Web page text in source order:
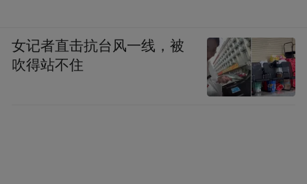
女记者直击抗台风一线，被
吹得站不住